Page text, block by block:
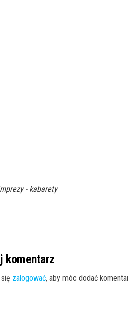
- kabarety
komentarz
zalogować, aby móc dodać